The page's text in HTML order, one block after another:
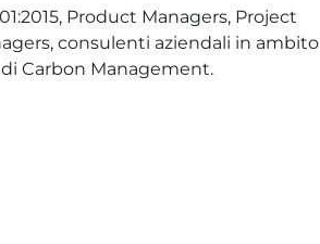
Product Managers, Project
consulenti aziendali in ambito
Carbon Management.